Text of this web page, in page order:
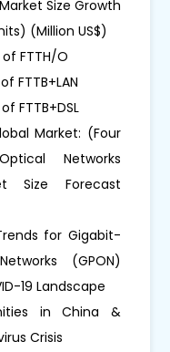
Size Growth
(Million US$)
FTTH/O
FTTB+LAN
FTTB+DSL
Market: (Four
Networks
Size Forecast
for Gigabit-
(GPON)
19 Landscape
in China &
Crisis